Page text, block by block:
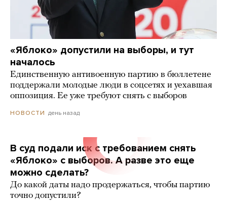
«Яблоко» допустили на выборы, и тут
началось
Единственную антивоенную партию в бюллетене
поддержали молодые люди в соцсетях и уехавшая
оппозиция. Ее уже требуют снять с выборов
НОВОСТИ день назад
В суд подали иск с требованием снять
«Яблоко» с выборов. А разве это еще
можно сделать?
До какой даты надо продержаться, чтобы партию
точно допустили?